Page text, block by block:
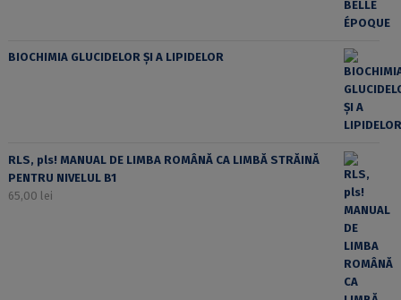
BIOCHIMIA GLUCIDELOR ȘI A LIPIDELOR
RLS, pls! MANUAL DE LIMBA ROMÂNĂ CA LIMBĂ STRĂINĂ
PENTRU NIVELUL B1
65,00 lei